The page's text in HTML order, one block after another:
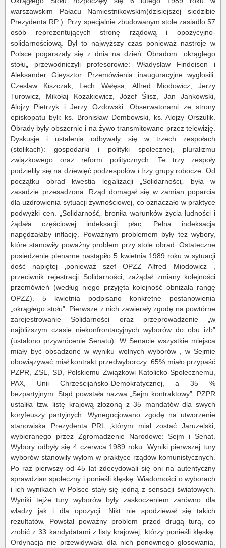
warszawskim Pałacu Namiestnikowskim(dzisiejszej siedzibie
Prezydenta RP ). Przy specjalnie zbudowanym stole zasiadło 57
osób reprezentujących stronę rządową i opozycyjno-
solidarnościową. Był to najwyższy czas ponieważ nastroje w
Polsce pogarszały się z dnia na dzień. Obradom „okrągłego
stołu„ przewodniczyli profesorowie: Władysław Findeisen i
Aleksander Gieysztor. Przemówienia inauguracyjne wygłosili:
Czesław Kiszczak, Lech Wałęsa, Alfred Miodowicz, Jerzy
Turowicz, Mikołaj Kozakiewicz, Józef Ślisz, Jan Jankowski,
Alojzy Pietrzyk i Jerzy Ozdowski. Obserwatorami ze strony
episkopatu byli: ks. Bronisław Dembowski, ks. Alojzy Orszulik.
Obrady były obszernie i na żywo transmitowane przez telewizję.
Dyskusje i ustalenia odbywały się w trzech zespołach
(stolikach): gospodarki i polityki społecznej, pluralizmu
związkowego oraz reform politycznych. Te trzy zespoły
podzieliły się na dziewięć podzespołów i trzy grupy robocze. Od
początku obrad kwestia legalizacji „Solidarności„ była w
zasadzie przesadzona. Rząd domagał się w zamian poparcia
dla uzdrowienia sytuacji żywnościowej, co oznaczało w praktyce
podwyżki cen. „Solidarność„ broniła warunków życia ludności i
żądała częściowej indeksacji płac. Pełna indeksacja
napędzałaby inflację. Poważnym problemem były też wybory,
które stanowiły poważny problem przy stole obrad. Ostateczne
posiedzenie plenarne nastąpiło 5 kwietnia 1989 roku w sytuacji
dość napiętej ‚ponieważ szef OPZZ Alfred Miodowicz ,
przeciwnik rejestracji Solidarności, zażądał zmiany kolejności
przemówień (według niego przyjęta kolejność obniżała rangę
OPZZ). 5 kwietnia podpisano konkretne postanowienia
„okrągłego stołu”. Pierwsze z nich zawierały zgodę na powtórne
zarejestrowanie Solidarności oraz przeprowadzenie „w
najbliższym czasie niekonfrontacyjnych wyborów do obu izb”
(ustalono przywrócenie Senatu). W Senacie wszystkie miejsca
miały być obsadzone w wyniku wolnych wyborów , w Sejmie
obowiązywać miał kontrakt przedwyborczy: 65% miało przypaść
PZPR, ZSL, SD, Polskiemu Związkowi Katolicko-Społecznemu,
PAX, Unii Chrześcijańsko-Demokratycznej, a 35 %
bezpartyjnym. Stąd powstała nazwa „Sejm kontraktowy”. PZPR
ustaliła tzw. listę krajową złożoną z 35 mandatów dla swych
koryfeuszy partyjnych. Wynegocjowano zgodę na utworzenie
stanowiska Prezydenta PRL ‚którym miał zostać Jaruzelski,
wybieranego przez Zgromadzenie Narodowe: Sejm i Senat.
Wybory odbyły się 4 czerwca 1989 roku. Wyniki pierwszej tury
wyborów stanowiły wyłom w praktyce rządów komunistycznych.
Po raz pierwszy od 45 lat zdecydowali się oni na autentyczny
sprawdzian społeczny i ponieśli klęskę. Wiadomości o wyborach
i ich wynikach w Polsce stały się jedną z sensacji światowych.
Wyniki tejże tury wyborów były zaskoczeniem zarówno dla
władzy jak i dla opozycji. Nikt nie spodziewał się takich
rezultatów. Powstał poważny problem przed drugą turą, co
zrobić z 33 kandydatami z listy krajowej, którzy ponieśli klęskę.
Ordynacja nie przewidywała dla nich ponownego głosowania,